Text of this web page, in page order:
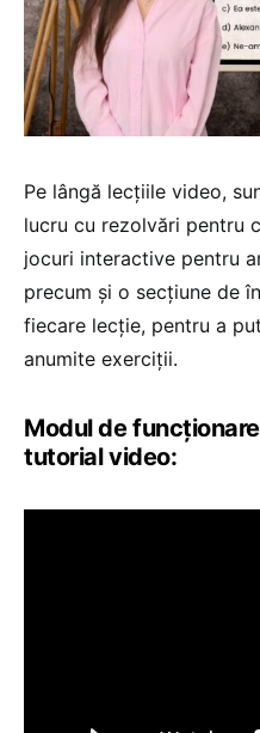
Pe lângă lecțiile video,
lucru cu rezolvări pentru
jocuri interactive pentru
precum și o secțiune de
fiecare lecție, pentru a
anumite exerciții.
Modul de
tutorial video: